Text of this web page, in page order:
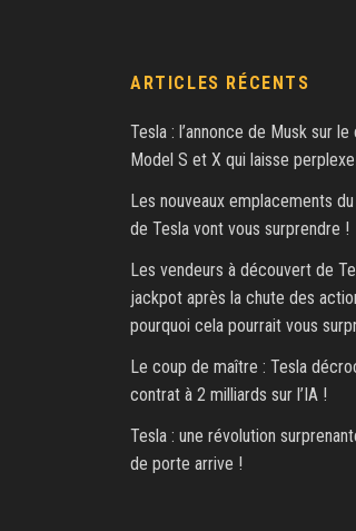
ARTICLES RÉCENTS
Tesla : l’annonce de Musk sur
Model S et X qui laisse perplexe
Les nouveaux emplacements
de Tesla vont vous surprendre !
Les vendeurs à découvert de
jackpot après la chute des
pourquoi cela pourrait vous
Le coup de maître : Tesla
contrat à 2 milliards sur l’IA !
Tesla : une révolution
de porte arrive !